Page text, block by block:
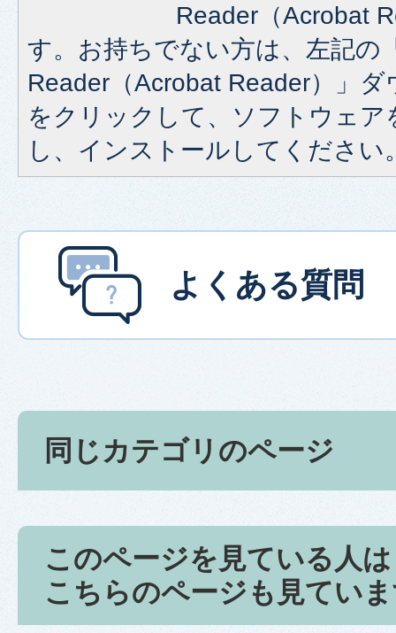
Reader（Acrobat
す。お持ちでない方は、左記の
Reader（Acrobat Reader）」
をクリックして、ソフトウェア
し、インストールしてください
よくある質問
同じカテゴリのページ
このページを見ている人は
こちらのページも見てい